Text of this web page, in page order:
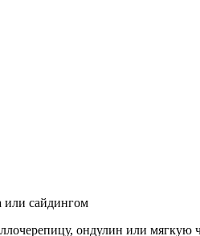
или сайдингом
ондулин или мягкую